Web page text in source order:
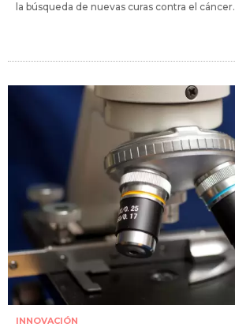
la búsqueda de nuevas curas contra el cáncer.
INNOVACIÓN